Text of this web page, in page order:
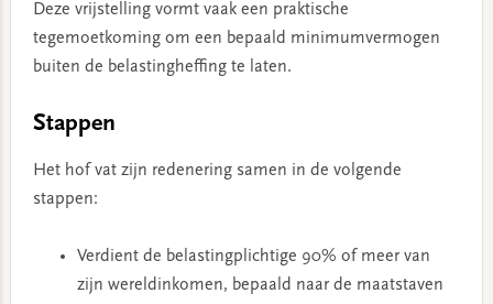
Deze vrijstelling vormt vaak een praktische
tegemoetkoming om een bepaald minimumvermogen
buiten de belastingheffing te laten.
Stappen
Het hof vat zijn redenering samen in de volgende
stappen:
Verdient de belastingplichtige 90% of meer van
zijn wereldinkomen, bepaald naar de maatstaven